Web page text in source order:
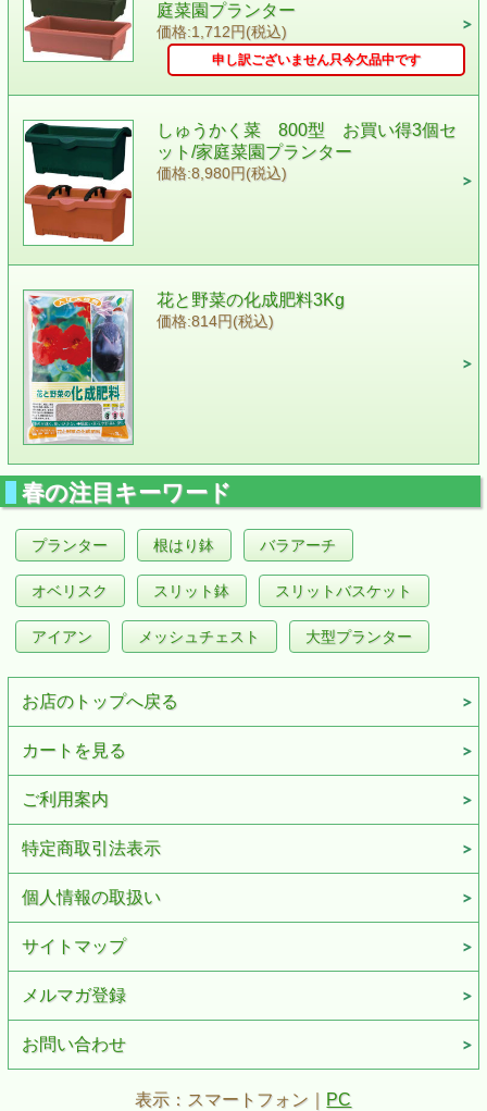
庭菜園プランター
価格:1,712円(税込)
申し訳ございません只今欠品中です
しゅうかく菜 800型 お買い得3個セ
ット/家庭菜園プランター
価格:8,980円(税込)
花と野菜の化成肥料3Kg
価格:814円(税込)
春の注目キーワード
プランター 根はり鉢 バラアーチ
オベリスク スリット鉢 スリットバスケット
アイアン メッシュチェスト 大型プランター
お店のトップへ戻る
カートを見る
ご利用案内
特定商取引法表示
個人情報の取扱い
サイトマップ
メルマガ登録
お問い合わせ
表示：スマートフォン｜ PC